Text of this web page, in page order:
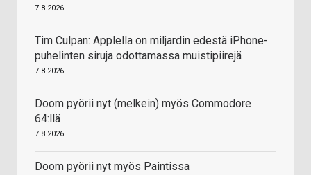
7.8.2026
Tim Culpan: Applella on miljardin edestä iPhone-
puhelinten siruja odottamassa muistipiirejä
7.8.2026
Doom pyörii nyt (melkein) myös Commodore
64:llä
7.8.2026
Doom pyörii nyt myös Paintissa